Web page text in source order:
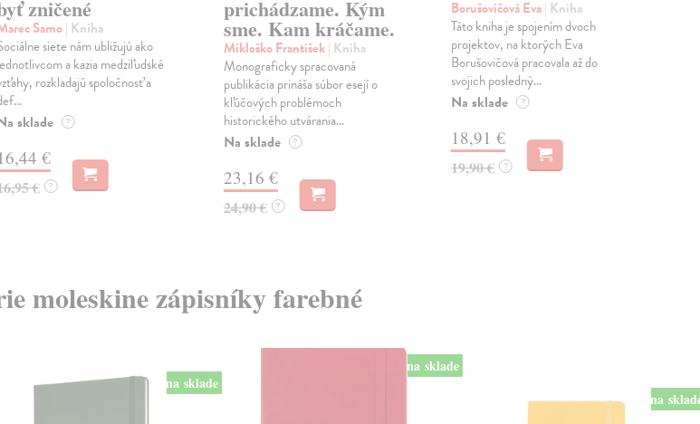
zničené
Samo| Kniha
siete nám ubližujú ako
a kazia medziľudské
rozkladajú spoločnosť a
sklade ?
€
€ ?
prichádzame. Kým
sme. Kam kráčame.
Mikloško František| Kniha
Monograficky spracovaná
publikácia prináša súbor esejí o
kľúčových problémoch
historického utvárania...
Na sklade ?
23,16 €
24,90 € ?
Borušovičová Eva| Kniha
Táto kniha je spojením dvoch
projektov, na ktorých Eva
Borušovičová pracovala až do
svojich posledný...
Na sklade ?
18,91 €
19,90 € ?
moleskine zápisníky farebné
na sklade
na sklade
na